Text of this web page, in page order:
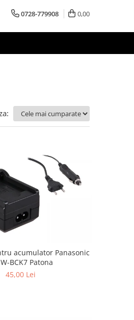
0728-779908 0,00
acumulator Panasonic
BCK7 Patona
45,00 Lei